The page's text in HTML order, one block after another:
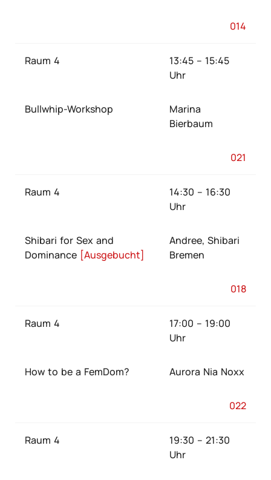
014
Raum 4
13:45 – 15:45
Uhr
Bullwhip-Workshop
Marina
Bierbaum
021
Raum 4
14:30 – 16:30
Uhr
Shibari for Sex and
Dominance [Ausgebucht]
Andree, Shibari
Bremen
018
Raum 4
17:00 – 19:00
Uhr
How to be a FemDom? Aurora Nia Noxx
022
Raum 4
19:30 – 21:30
Uhr